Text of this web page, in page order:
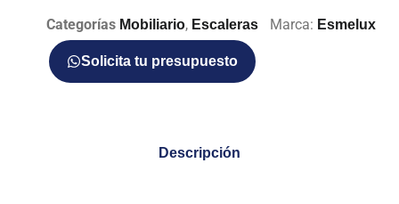
Categorías Mobiliario, Escaleras Marca: Esmelux
Solicita tu presupuesto
Descripción